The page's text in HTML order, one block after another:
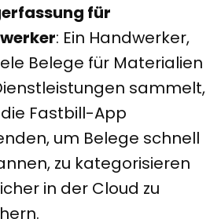
für
: Ein Handwerker,
Belege für Materialien
sammelt,
Fastbill-App
um Belege schnell
zu kategorisieren
in der Cloud zu